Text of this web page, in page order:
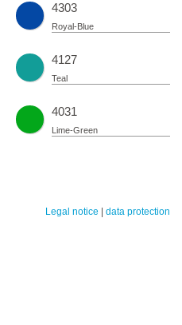
4303
Royal-Blue
4127
Teal
4031
Lime-Green
Legal notice | data protection